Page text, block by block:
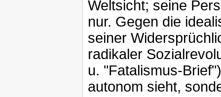
Weltsicht; seine
nur. Gegen die
seiner
radikaler
u. "Fatalismus-
autonom sieht,